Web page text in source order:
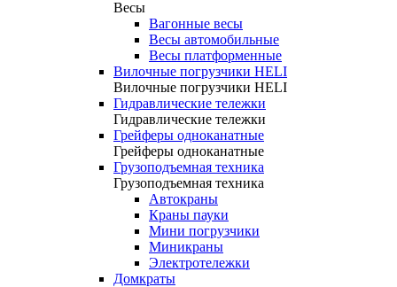
Весы
Вагонные весы
Весы автомобильные
Весы платформенные
Вилочные погрузчики HELI
Вилочные погрузчики HELI
Гидравлические тележки
Гидравлические тележки
Грейферы одноканатные
Грейферы одноканатные
Грузоподъемная техника
Грузоподъемная техника
Автокраны
Краны пауки
Мини погрузчики
Миникраны
Электротележки
Домкраты